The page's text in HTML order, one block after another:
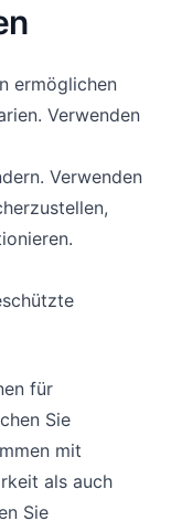
ermöglichen
Verwenden
Verwenden
für
Sie
mit
als auch
Sie